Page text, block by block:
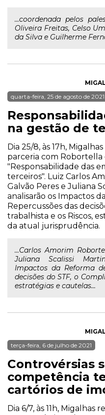
...coordenada pelos
Oliveira Freitas, Celso
da Silva e Guilherme
quarta-feira, 25 de agosto de 2021
na gestão de
Dia 25/8, às 17h,
parceria com Robortella
"Responsabilidade das
terceiros". Luiz Carlos
Galvão Peres e Juliana
analisarão os Impactos
Repercussões das
trabalhista e os Riscos,
da atual jurisprudência.
...Carlos Amorim
Juliana Scalissi
Impactos da Reforma
decisões do STF, o
estratégias e cautelas...
terça-feira, 6 de julho de 2021
Controvérsias
competência
cartórios de
Dia 6/7, às 11h, Migalhas